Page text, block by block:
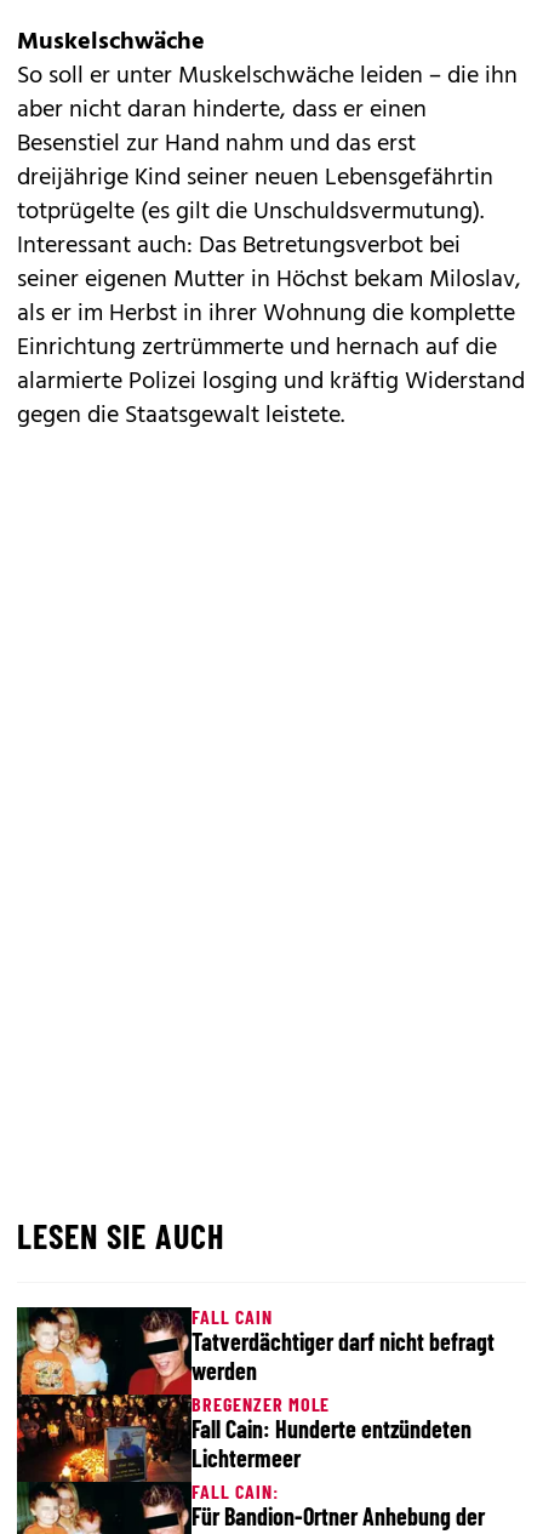
Muskelschwäche
So soll er unter Muskelschwäche leiden – die ihn
aber nicht daran hinderte, dass er einen
Besenstiel zur Hand nahm und das erst
dreijährige Kind seiner neuen Lebensgefährtin
totprügelte (es gilt die Unschuldsvermutung).
Interessant auch: Das Betretungsverbot bei
seiner eigenen Mutter in Höchst bekam Miloslav,
als er im Herbst in ihrer Wohnung die komplette
Einrichtung zertrümmerte und hernach auf die
alarmierte Polizei losging und kräftig Widerstand
gegen die Staatsgewalt leistete.
LESEN SIE AUCH
FALL CAIN
Tatverdächtiger darf nicht befragt
werden
BREGENZER MOLE
Fall Cain: Hunderte entzündeten
Lichtermeer
FALL CAIN:
Für Bandion-Ortner Anhebung der